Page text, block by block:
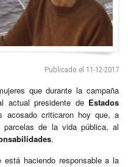
Publicado el 11-12-2017
que durante la campaña
actual presidente de Estados
acosado criticaron hoy que, a
de la vida pública, al
.
haciendo responsable a la